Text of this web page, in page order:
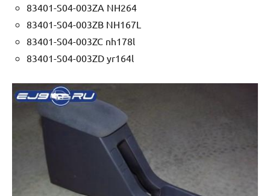
83401-S04-003ZA NH264
83401-S04-003ZB NH167L
83401-S04-003ZC nh178l
83401-S04-003ZD yr164l